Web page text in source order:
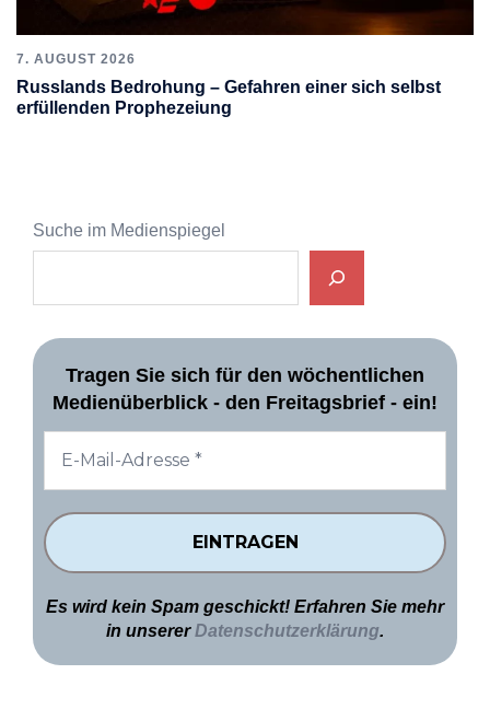
7. AUGUST 2026
Russlands Bedrohung – Gefahren einer sich selbst
erfüllenden Prophezeiung
Suche im Medienspiegel
Tragen Sie sich für den wöchentlichen
Medienüberblick - den Freitagsbrief - ein!
Es wird kein Spam geschickt! Erfahren Sie mehr
in unsererDatenschutzerklärung.